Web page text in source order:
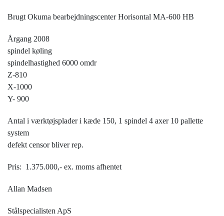
Brugt Okuma bearbejdningscenter Horisontal MA-600 HB
Årgang 2008
spindel køling
spindelhastighed 6000 omdr
Z-810
X-1000
Y- 900
Antal i værktøjsplader i kæde 150, 1 spindel 4 axer 10 pallette
system
defekt censor bliver rep.
Pris: 1.375.000,- ex. moms afhentet
Allan Madsen
Stålspecialisten ApS